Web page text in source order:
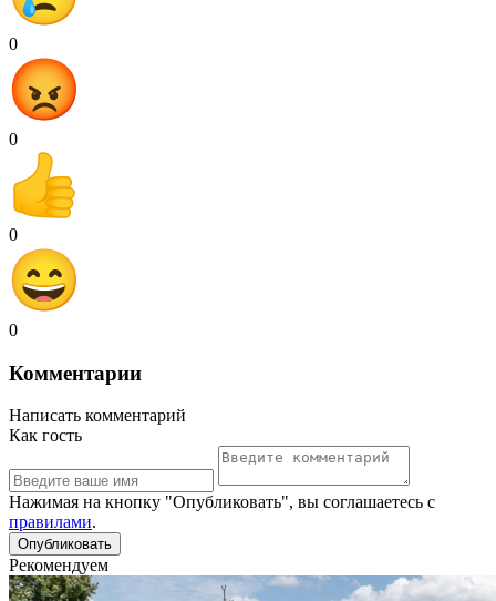
0
0
0
0
Комментарии
Написать комментарий
Как гость
Нажимая на кнопку "Опубликовать", вы соглашаетесь с
правилами.
Рекомендуем